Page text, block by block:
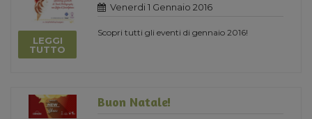
LEGGI
TUTTO
Venerdi 1 Gennaio 2016
Scopri tutti gli eventi di gennaio 2016!
Buon Natale!